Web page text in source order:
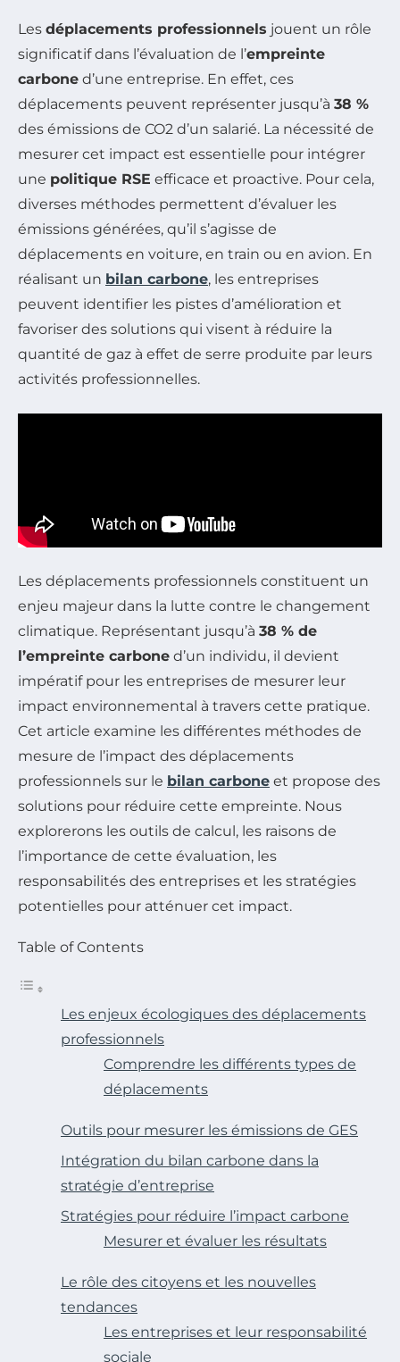
Les déplacements professionnels jouent un rôle
significatif dans l’évaluation de l’empreinte
carbone d’une entreprise. En effet, ces
déplacements peuvent représenter jusqu’à 38 %
des émissions de CO2 d’un salarié. La nécessité de
mesurer cet impact est essentielle pour intégrer
une politique RSE efficace et proactive. Pour cela,
diverses méthodes permettent d’évaluer les
émissions générées, qu’il s’agisse de
déplacements en voiture, en train ou en avion. En
réalisant un bilan carbone, les entreprises
peuvent identifier les pistes d’amélioration et
favoriser des solutions qui visent à réduire la
quantité de gaz à effet de serre produite par leurs
activités professionnelles.
Les déplacements professionnels constituent un
enjeu majeur dans la lutte contre le changement
climatique. Représentant jusqu’à 38 % de
l’empreinte carbone d’un individu, il devient
impératif pour les entreprises de mesurer leur
impact environnemental à travers cette pratique.
Cet article examine les différentes méthodes de
mesure de l’impact des déplacements
professionnels sur le bilan carbone et propose des
solutions pour réduire cette empreinte. Nous
explorerons les outils de calcul, les raisons de
l’importance de cette évaluation, les
responsabilités des entreprises et les stratégies
potentielles pour atténuer cet impact.
Table of Contents
Les enjeux écologiques des déplacements
professionnels
Comprendre les différents types de
déplacements
Outils pour mesurer les émissions de GES
Intégration du bilan carbone dans la
stratégie d’entreprise
Stratégies pour réduire l’impact carbone
Mesurer et évaluer les résultats
Le rôle des citoyens et les nouvelles
tendances
Les entreprises et leur responsabilité
sociale